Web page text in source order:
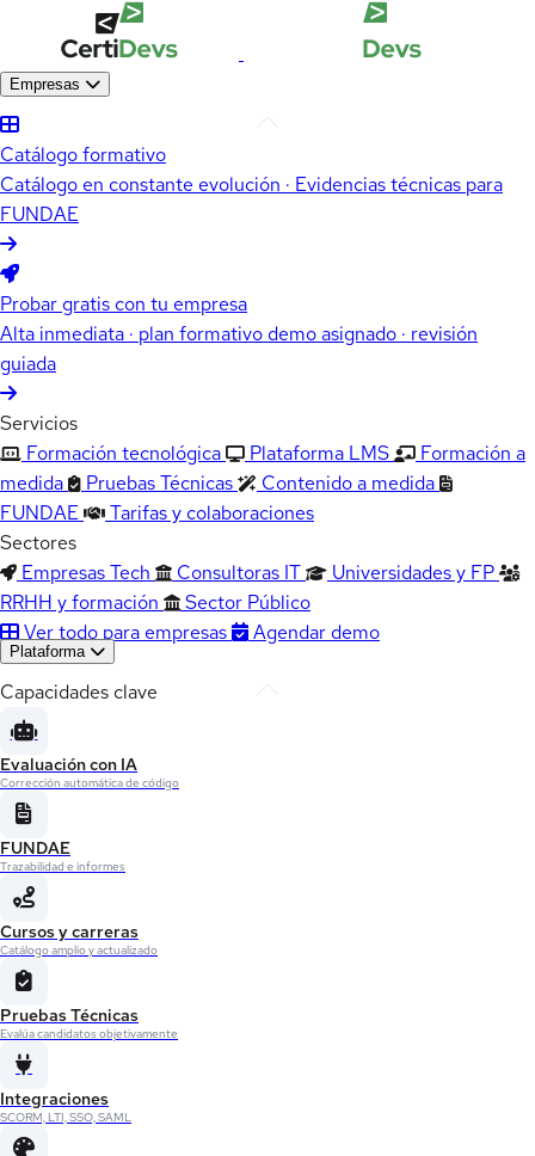
Empresas
Catálogo formativo
Catálogo en constante evolución · Evidencias técnicas para
FUNDAE
Probar gratis con tu empresa
Alta inmediata · plan formativo demo asignado · revisión
guiada
Servicios
Formación tecnológica
Plataforma LMS
Formación a
medida
Pruebas Técnicas
Contenido a medida
FUNDAE
Tarifas y colaboraciones
Sectores
Empresas Tech
Consultoras IT
Universidades y FP
RRHH y formación
Sector Público
Ver todo para empresas
Agendar demo
Plataforma
Capacidades clave
Evaluación con IA
Corrección automática de código
FUNDAE
Trazabilidad e informes
Cursos y carreras
Catálogo amplio y actualizado
Pruebas Técnicas
Evalúa candidatos objetivamente
Integraciones
SCORM, LTI, SSO, SAML